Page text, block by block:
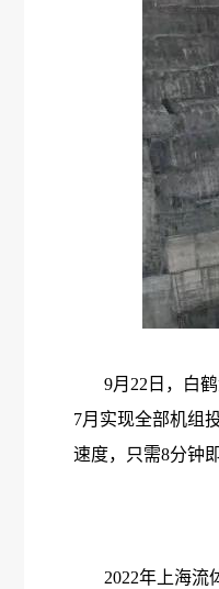
9月22日，白鹤
7月实现全部机组
速度，只需8分钟
2022年上海流体